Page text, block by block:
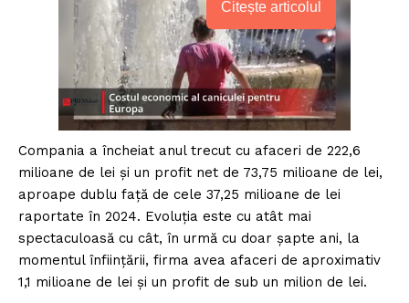
Citește articolul
Compania a încheiat anul trecut cu afaceri de 222,6
milioane de lei și un profit net de 73,75 milioane de lei,
aproape dublu față de cele 37,25 milioane de lei
raportate în 2024. Evoluția este cu atât mai
spectaculoasă cu cât, în urmă cu doar șapte ani, la
momentul înființării, firma avea afaceri de aproximativ
1,1 milioane de lei și un profit de sub un milion de lei.